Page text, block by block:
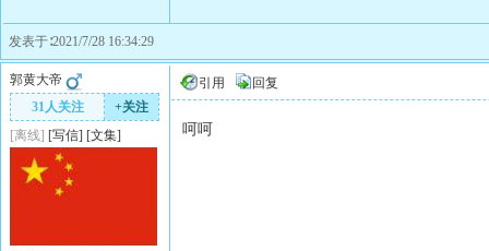
发表于∶2021/7/28 16:34:29
郭黄大帝
31人关注
+关注
[离线] [写信] [文集]
引用 回复
呵呵